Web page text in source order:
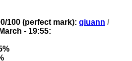
100 (perfect mark): giuann /
- 19:55: